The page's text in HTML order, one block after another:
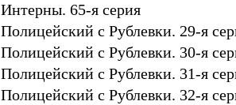
Интерны. 65-я серия
Полицейский с Рублевки. 29-я
Полицейский с Рублевки. 30-я
Полицейский с Рублевки. 31-я
Полицейский с Рублевки. 32-я